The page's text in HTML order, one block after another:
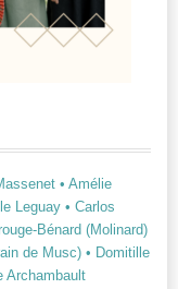
• Amélie
Leguay • Carlos
Bénard (Molinard)
de Musc) • Domitille
Archambault